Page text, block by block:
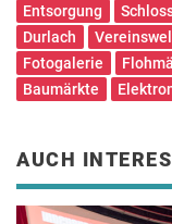
Entsorgung
Durlach
Fotogalerie
Baumärkte
AUCH